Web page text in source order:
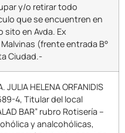
y/o retirar todo
que se encuentren en
en Avda. Ex
(frente entrada B°
Ciudad.-
JULIA HELENA ORFANIDIS
4, Titular del local
BAR” rubro Rotisería –
y analcohólicas,